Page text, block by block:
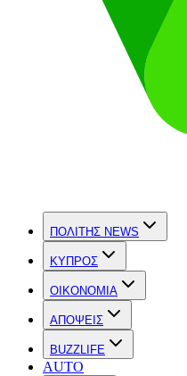
ΠΟΛΙΤΗΣ NEWS
ΚΥΠΡΟΣ
OIKONOMIA
ΑΠΟΨΕΙΣ
BUZZLIFE
AUTO